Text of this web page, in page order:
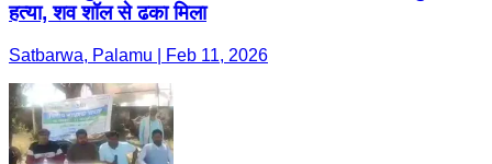
हत्या, शव शॉल से ढका मिला
Satbarwa, Palamu | Feb 11, 2026